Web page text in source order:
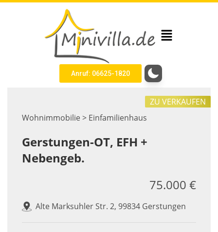
Anruf: 06625-1820
Wohnimmobilie > Einfamilienhaus
ZU VERKAUFEN
Gerstungen-OT, EFH +
Nebengeb.
Alte Marksuhler Str. 2, 99834 Gerstungen
75.000 €